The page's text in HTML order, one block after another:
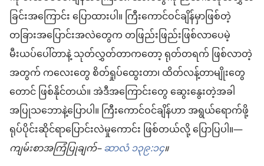
ခြင်းအကြောင်း ပြောထားပါ။ ကြီးကောင်ဝင်ချိန်မှာဖြစ်တဲ့
တခြားအပြောင်းအလဲတွေက တဖြည်းဖြည်းဖြစ်လာပေမဲ့
မီးယပ်ပေါ်တာနဲ့ သုတ်လွှတ်တာကတော့ ရုတ်တရက် ဖြစ်လာတဲ့
အတွက် ကလေးတွေ စိတ်ရှုပ်ထွေးတာ၊ ထိတ်လန့်တာမျိုးတွေ
တောင် ဖြစ်နိုင်တယ်။ အဲဒီအကြောင်းတွေ ဆွေးနွေးတဲ့အခါ
အပြုသဘောနဲ့ပြောပါ။ ကြီးကောင်ဝင်ချိန်ဟာ အရွယ်ရောက်ဖို့
ရုပ်ပိုင်းဆိုင်ရာပြောင်းလဲမှုကောင်း ဖြစ်တယ်လို့ ပြောပြပါ။—
ကျမ်းစာအကြံပြုချက်–ဆာလံ ၁၃၉:၁၄။